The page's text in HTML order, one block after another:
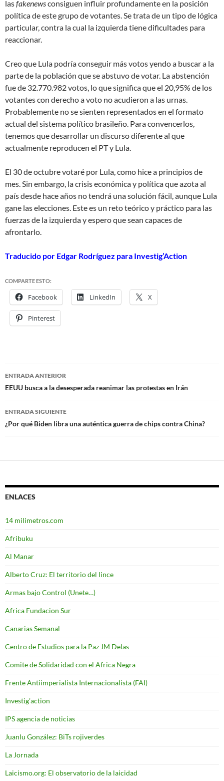
lasfakenewsconsiguen influir profundamente en la posición
política de este grupo de votantes. Se trata de un tipo de lógica
particular, contra la cual la izquierda tiene dificultades para
reaccionar.
Creo que Lula podría conseguir más votos yendo a buscar a la
parte de la población que se abstuvo de votar. La abstención
fue de 32.770.982 votos, lo que significa que el 20,95% de los
votantes con derecho a voto no acudieron a las urnas.
Probablemente no se sienten representados en el formato
actual del sistema político brasileño. Para convencerlos,
tenemos que desarrollar un discurso diferente al que
actualmente reproducen el PT y Lula.
El 30 de octubre votaré por Lula, como hice a principios de
mes. Sin embargo, la crisis económica y política que azota al
país desde hace años no tendrá una solución fácil, aunque Lula
gane las elecciones. Este es un reto teórico y práctico para las
fuerzas de la izquierda y espero que sean capaces de
afrontarlo.
Traducido por Edgar Rodríguez para Investig’Action
COMPARTE ESTO:
Facebook LinkedIn X
Pinterest
Navegación
de
entradas
ENTRADA ANTERIOR
EEUU busca a la desesperada reanimar las protestas en Irán
ENTRADA SIGUIENTE
¿Por qué Biden libra una auténtica guerra de chips contra China?
ENLACES
14 milimetros.com
Afribuku
Al Manar
Alberto Cruz: El territorio del lince
Armas bajo Control (Unete…)
Africa Fundacion Sur
Canarias Semanal
Centro de Estudios para la Paz JM Delas
Comite de Solidaridad con el Africa Negra
Frente Antiimperialista Internacionalista (FAI)
Investig'action
IPS agencia de noticias
Juanlu González: BiTs rojiverdes
La Jornada
Laicismo.org: El observatorio de la laicidad